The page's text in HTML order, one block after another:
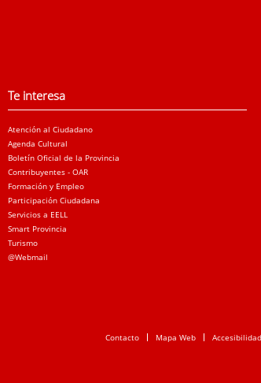
Te interesa
Atención al Ciudadano
Agenda Cultural
Boletín Oficial de la Provincia
Contribuyentes - OAR
Formación y Empleo
Participación Ciudadana
Servicios a EELL
Smart Provincia
Turismo
@Webmail
Contacto Mapa Web Accesibilidad